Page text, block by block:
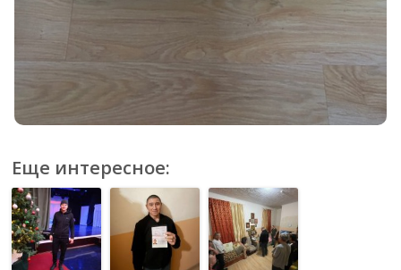
Еще интересное: